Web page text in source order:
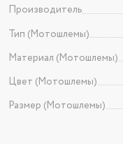
Производитель
Тип (Мотошлемы)
Материал (Мотошлемы)
Цвет (Мотошлемы)
Размер (Мотошлемы)